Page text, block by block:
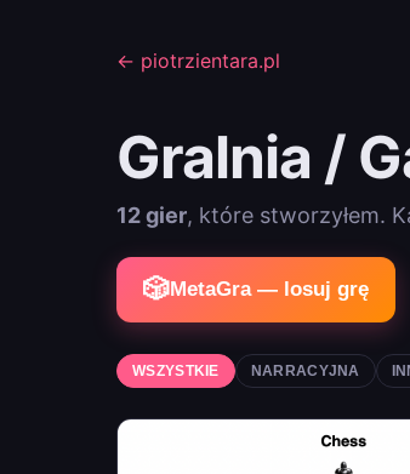
← piotrzientara.pl
Gralnia /
12 gier, które stworzyłem.
🎲MetaGra — losuj grę
WSZYSTKIE NARRACYJNA